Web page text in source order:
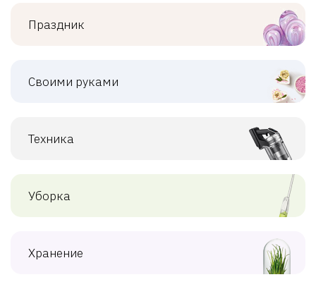
Праздник
Своими руками
Техника
Уборка
Хранение